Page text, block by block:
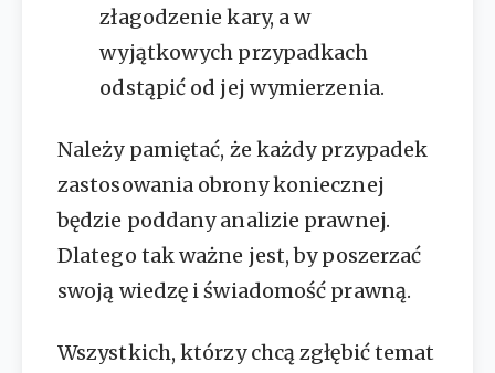
złagodzenie kary, a w
wyjątkowych przypadkach
odstąpić od jej wymierzenia.
Należy pamiętać, że każdy przypadek
zastosowania obrony koniecznej
będzie poddany analizie prawnej.
Dlatego tak ważne jest, by poszerzać
swoją wiedzę i świadomość prawną.
Wszystkich, którzy chcą zgłębić temat